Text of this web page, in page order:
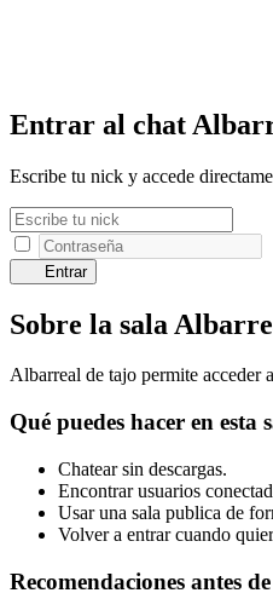
Entrar al chat
Escribe tu nick y accede
Entrar
Sobre la sala
Albarreal de tajo permite acceder
Qué puedes hacer en esta
Chatear sin descargas.
Encontrar usuarios
Usar una sala publica de
Volver a entrar cuando
Recomendaciones antes